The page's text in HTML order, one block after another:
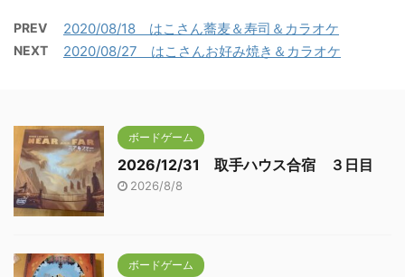
PREV 2020/08/18 はこさん蕎麦＆寿司＆カラオケ
NEXT 2020/08/27 はこさんお好み焼き＆カラオケ
ボードゲーム
2026/12/31 取手ハウス合宿 ３日目
2026/8/8
ボードゲーム